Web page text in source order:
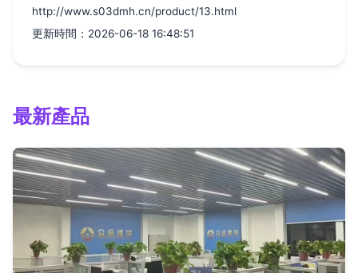
http://www.s03dmh.cn/product/13.html
更新時間：2026-06-18 16:48:51
最新產品